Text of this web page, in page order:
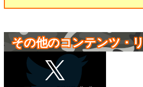
その他のコンテンツ・